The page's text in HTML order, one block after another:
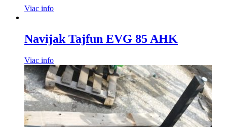
Viac info
Navijak Tajfun EVG 85 AHK
Viac info